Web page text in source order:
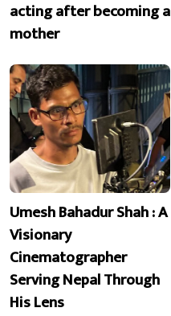
acting after becoming a
mother
Umesh Bahadur Shah : A
Visionary
Cinematographer
Serving Nepal Through
His Lens